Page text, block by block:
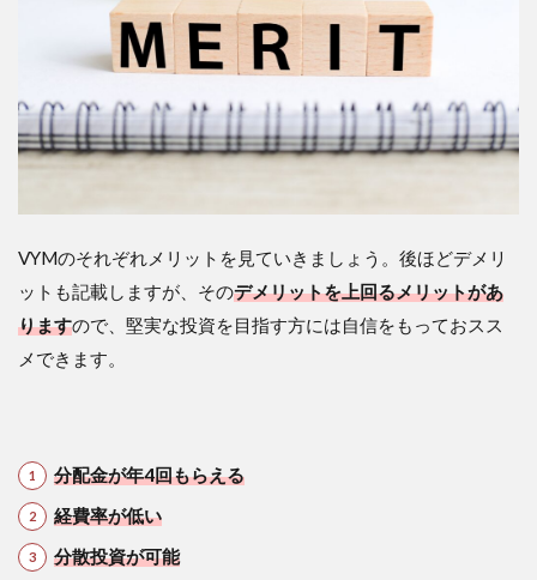
VYMのそれぞれメリットを見ていきましょう。後ほどデメリ
ットも記載しますが、そのデメリットを上回るメリットがあ
りますので、堅実な投資を目指す方には自信をもっておスス
メできます。
分配金が年4回もらえる
経費率が低い
分散投資が可能